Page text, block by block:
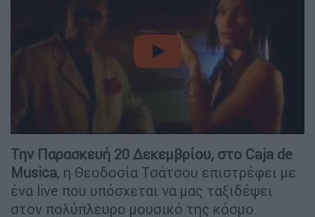
video
Την Παρασκευή 20 Δεκεμβρίου, στο Caja de
Musica, η Θεοδοσία Τσάτσου επιστρέφει με
ένα live που υπόσχεται να μας ταξιδέψει
στον πολύπλευρο μουσικό της κόσμο.